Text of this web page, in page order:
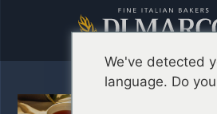
We've detected
language. Do